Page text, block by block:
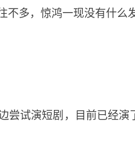
不多，惊鸿一现没有什么
尝试演短剧，目前已经